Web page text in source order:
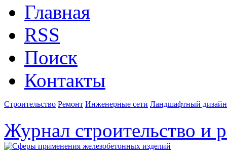
Главная
RSS
Поиск
Контакты
Строительство Ремонт Инженерные сети Ландшафтный дизайн
Журнал строительство и